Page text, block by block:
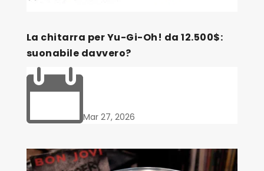
La chitarra per Yu-Gi-Oh! da 12.500$:
suonabile davvero?
Mar 27, 2026